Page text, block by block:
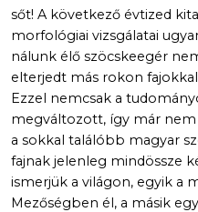
sőt! A következő évtized
morfológiai vizsgálatai
nálunk élő szöcskeegér
elterjedt más rokon
Ezzel nemcsak a
megváltozott, így már nem
a sokkal találóbb magyar
fajnak jelenleg mindössze
ismerjük a világon, egyik a
Mezőségben él, a másik